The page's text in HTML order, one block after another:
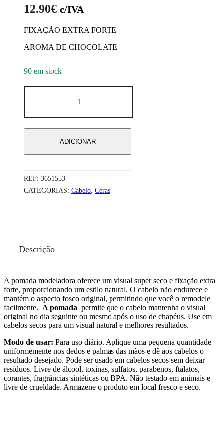
12.90€ c/IVA
FIXAÇÃO EXTRA FORTE
AROMA DE CHOCOLATE
90 em stock
de
Styling
Care
100ml
ADICIONAR
REF: 3651553
CATEGORIAS: Cabelo Ceras
Descrição
A pomada modeladora oferece um visual super seco e fixação extra
forte, proporcionando um estilo natural. O cabelo não endurece e
mantém o aspecto fosco original, permitindo que você o remodele
facilmente. A pomada permite que o cabelo mantenha o visual
original no dia seguinte ou mesmo após o uso de chapéus. Use em
cabelos secos para um visual natural e melhores resultados.
Modo de usar: Para uso diário. Aplique uma pequena quantidade
uniformemente nos dedos e palmas das mãos e dê aos cabelos o
resultado desejado. Pode ser usado em cabelos secos sem deixar
resíduos. Livre de álcool, toxinas, sulfatos, parabenos, ftalatos,
corantes, fragrâncias sintéticas ou BPA. Não testado em animais e
livre de crueldade. Armazene o produto em local fresco e seco.